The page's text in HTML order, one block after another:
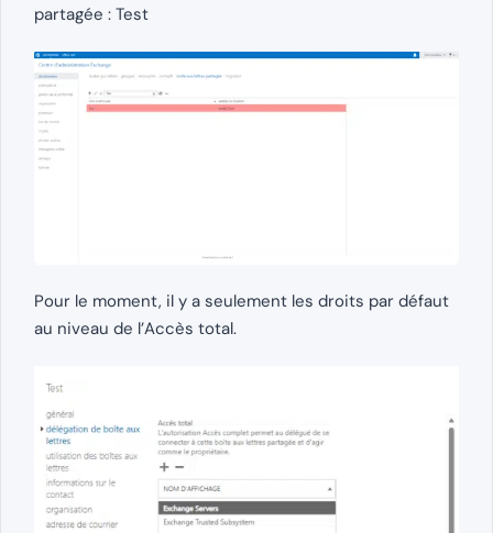
partagée : Test
Pour le moment, il y a seulement les droits par défaut
au niveau de l’Accès total.